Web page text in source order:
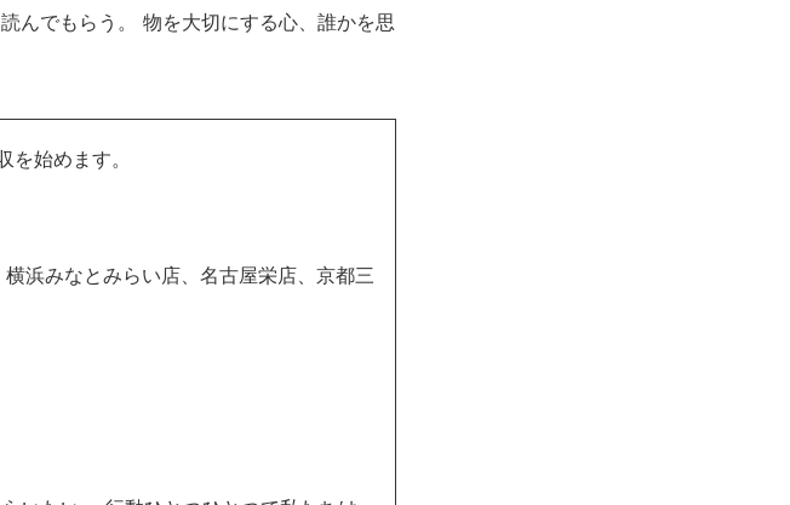
んでもらう。 物を大切にする心、誰かを思
始めます。
浜みなとみらい店、名古屋栄店、京都三